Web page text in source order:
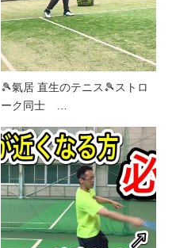
🎾氣居 直生のテニス🎾ストロ
ーク同士 …